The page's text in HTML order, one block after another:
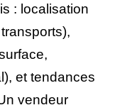
: localisation
et tendances
vendeur